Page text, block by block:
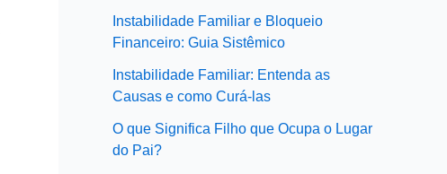
Instabilidade Familiar e Bloqueio
Financeiro: Guia Sistêmico
Instabilidade Familiar: Entenda as
Causas e como Curá-las
O que Significa Filho que Ocupa o Lugar
do Pai?